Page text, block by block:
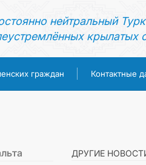
нейтральный
крылатых
граждан Контактные
ДРУГИЕ